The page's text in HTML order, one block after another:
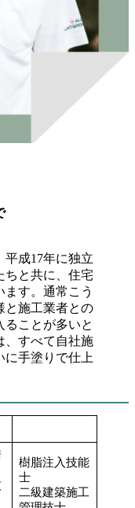
平成17年に独立
ちと共に、住宅
す。通常こう
と施工業者との
ることが多いと
、すべて自社施
に手塗りで仕上
樹脂注入技能
士
二級建築施工